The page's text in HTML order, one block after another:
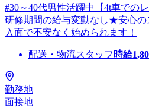
#30～40代男性活躍中【4t車での
研修期間の給与変動なし★安心の
入面で不安なく始められます！
配送・物流スタッフ 時給
勤務地
面接地